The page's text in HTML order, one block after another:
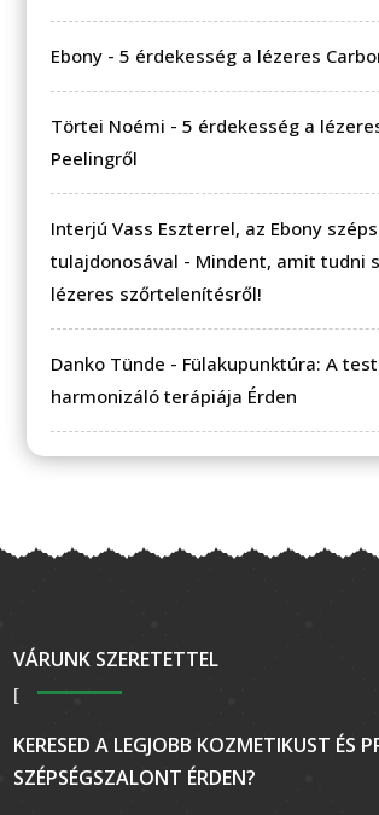
Ebony -5 érdekesség a lézeres
Törtei Noémi -5 érdekesség a
Peelingről
Interjú Vass Eszterrel, az Ebony
tulajdonosával - Mindent, amit tudni
lézeres szőrtelenítésről!
Danko Tünde - Fülakupunktúra: A
harmonizáló terápiája Érden
VÁRUNK SZERETETTEL
KERESED A LEGJOBB KOZMETIKUST ÉS
SZÉPSÉGSZALONT ÉRDEN?